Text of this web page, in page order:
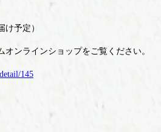
け予定）
オンラインショップをご覧ください。
145